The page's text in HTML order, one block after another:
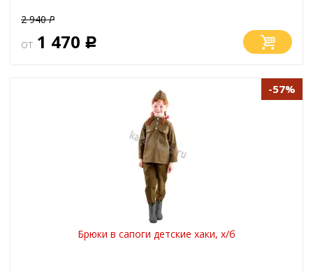
2 940Р
от 1 470 Р
Брюки в сапоги детские хаки, х/б
-57%